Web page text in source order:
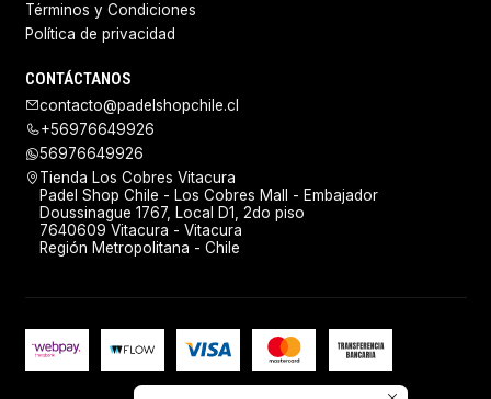
Términos y Condiciones
Política de privacidad
CONTÁCTANOS
contacto@padelshopchile.cl
+56976649926
56976649926
Tienda Los Cobres Vitacura
Padel Shop Chile - Los Cobres Mall - Embajador
Doussinague 1767, Local D1, 2do piso
7640609 Vitacura - Vitacura
Región Metropolitana - Chile